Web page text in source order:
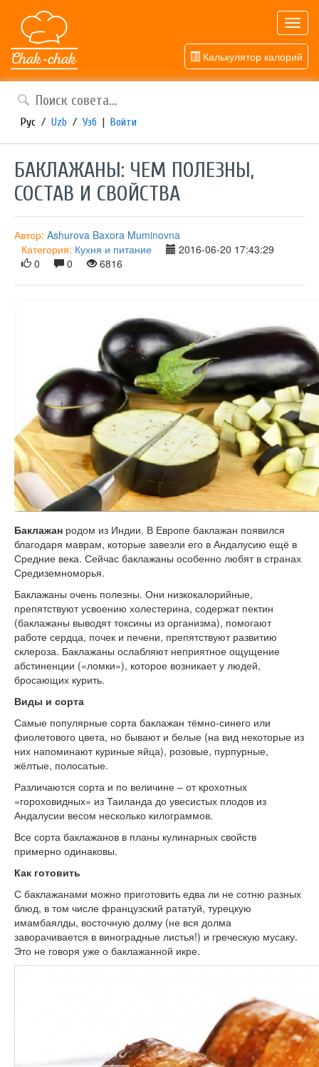
Калькулятор калорий
Рус / Uzb / Узб | Войти
БАКЛАЖАНЫ: ЧЕМ ПОЛЕЗНЫ,
СОСТАВ И СВОЙСТВА
Автор: Ashurova Baxora Muminovna
Категория: Кухня и питание
2016-06-20 17:43:29
0
0 6816
Баклажан родом из Индии. В Европе баклажан появился
благодаря маврам, которые завезли его в Андалусию ещё в
Средние века. Сейчас баклажаны особенно любят в странах
Средиземноморья.
Баклажаны очень полезны. Они низкокалорийные,
препятствуют усвоению холестерина, содержат пектин
(баклажаны выводят токсины из организма), помогают
работе сердца, почек и печени, препятствуют развитию
склероза. Баклажаны ослабляют неприятное ощущение
абстиненции («ломки»), которое возникает у людей,
бросающих курить.
Виды и сорта
Самые популярные сорта баклажан тёмно-синего или
фиолетового цвета, но бывают и белые (на вид некоторые из
них напоминают куриные яйца), розовые, пурпурные,
жёлтые, полосатые.
Различаются сорта и по величине – от крохотных
«гороховидных» из Таиланда до увесистых плодов из
Андалусии весом несколько килограммов.
Все сорта баклажанов в планы кулинарных свойств
примерно одинаковы.
Как готовить
С баклажанами можно приготовить едва ли не сотню разных
блюд, в том числе французский рататуй, турецкую
имамбаялды, восточную долму (не вся долма
заворачивается в виноградные листья!) и греческую мусаку.
Это не говоря уже о баклажанной икре.